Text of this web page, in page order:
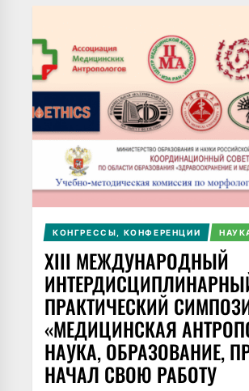
КОНГРЕССЫ, КОНФЕРЕНЦИИ
XIII МЕЖДУНАРОДНЫЙ
ПРАКТИЧЕСКИЙ
«МЕДИЦИНСКАЯ
НАУКА, ОБРАЗОВАНИЕ,
НАЧАЛ СВОЮ РАБОТУ